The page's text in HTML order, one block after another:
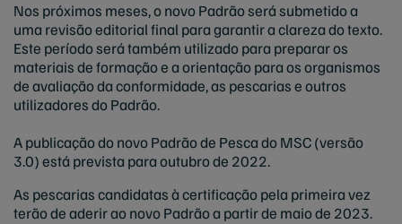
Nos próximos meses, o novo Padrão será submetido a
uma revisão editorial final para garantir a clareza do texto.
Este período será também utilizado para preparar os
materiais de formação e a orientação para os organismos
de avaliação da conformidade, as pescarias e outros
utilizadores do Padrão.
A publicação do novo Padrão de Pesca do MSC (versão
3.0) está prevista para outubro de 2022.
As pescarias candidatas à certificação pela primeira vez
terão de aderir ao novo Padrão a partir de maio de 2023.